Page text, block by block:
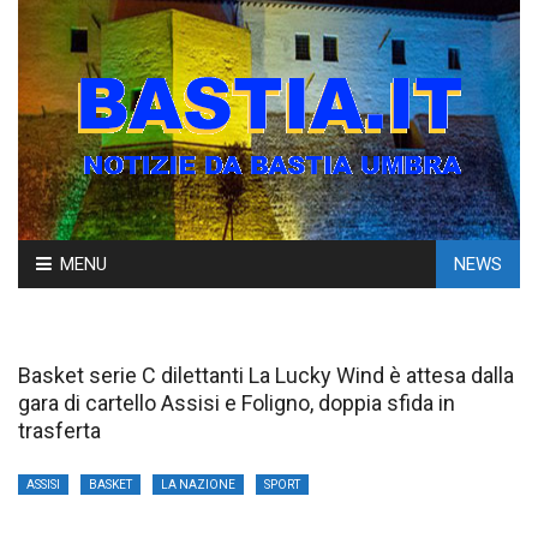
Skip
to
MENU NEWS
Basket serie C dilettanti La Lucky Wind è attesa dalla
gara di cartello Assisi e Foligno, doppia sfida in
trasferta
ASSISI BASKET LA NAZIONE SPORT